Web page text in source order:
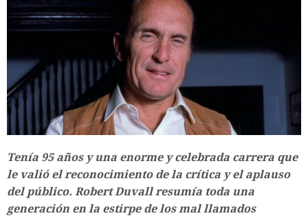
Tenía 95 años y una enorme y celebrada carrera que
le valió el reconocimiento de la crítica y el aplauso
del público. Robert Duvall resumía toda una
generación en la estirpe de los mal llamados